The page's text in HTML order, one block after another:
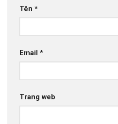
Tên *
Email *
Trang web